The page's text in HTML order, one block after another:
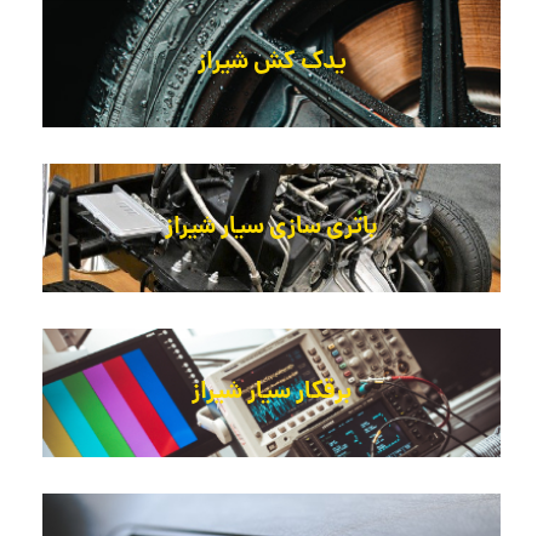
یدک کش شیراز
باتری سازی سیار شیراز
برقکار سیار شیراز